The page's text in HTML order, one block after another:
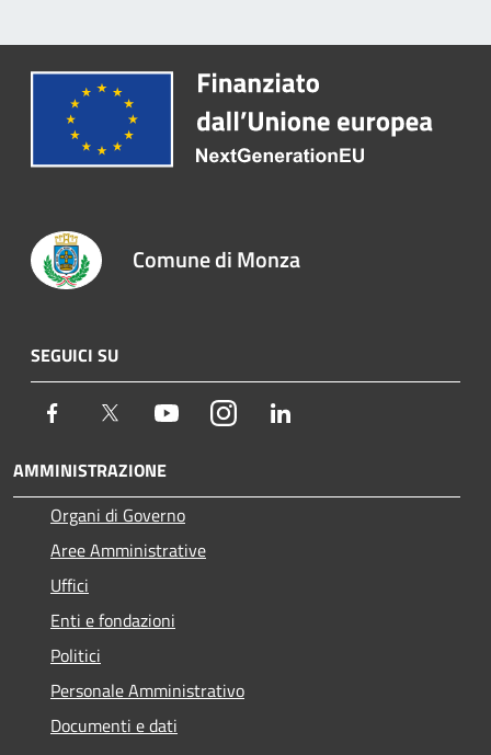
Comune di Monza
SEGUICI SU
Facebook Twitter YoutubeInstagram
AMMINISTRAZIONE
Organi di Governo
Aree Amministrative
Uffici
Enti e fondazioni
Politici
Personale Amministrativo
Documenti e dati